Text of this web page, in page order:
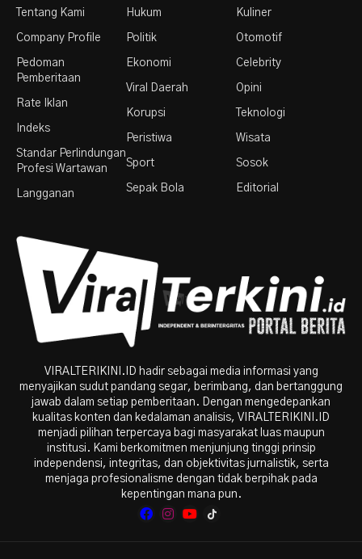
Tentang Kami
Company Profile
Pedoman
Pemberitaan
Rate Iklan
Indeks
Standar Perlindungan
Profesi Wartawan
Langganan
Hukum
Politik
Ekonomi
Viral Daerah
Korupsi
Peristiwa
Sport
Sepak Bola
Kuliner
Otomotif
Celebrity
Opini
Teknologi
Wisata
Sosok
Editorial
VIRALTERIKINI.ID hadir sebagai media informasi yang
menyajikan sudut pandang segar, berimbang, dan bertanggung
jawab dalam setiap pemberitaan. Dengan mengedepankan
kualitas konten dan kedalaman analisis, VIRALTERIKINI.ID
menjadi pilihan terpercaya bagi masyarakat luas maupun
institusi. Kami berkomitmen menjunjung tinggi prinsip
independensi, integritas, dan objektivitas jurnalistik, serta
menjaga profesionalisme dengan tidak berpihak pada
kepentingan mana pun.